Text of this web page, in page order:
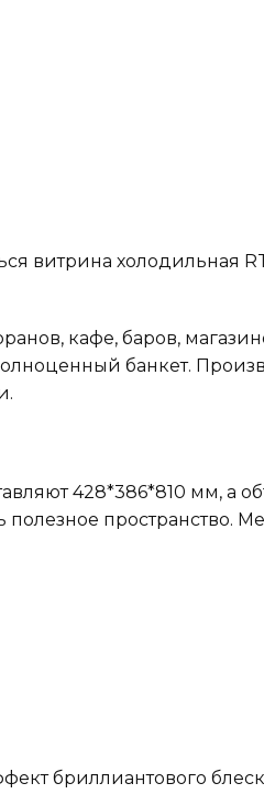
витрина холодильная
кафе, баров,
банкет.
428*386*810 мм, а
пространство.
бриллиантового